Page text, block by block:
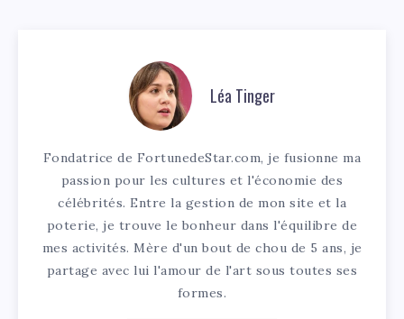
Léa Tinger
Fondatrice de FortunedeStar.com, je fusionne ma
passion pour les cultures et l'économie des
célébrités. Entre la gestion de mon site et la
poterie, je trouve le bonheur dans l'équilibre de
mes activités. Mère d'un bout de chou de 5 ans, je
partage avec lui l'amour de l'art sous toutes ses
formes.